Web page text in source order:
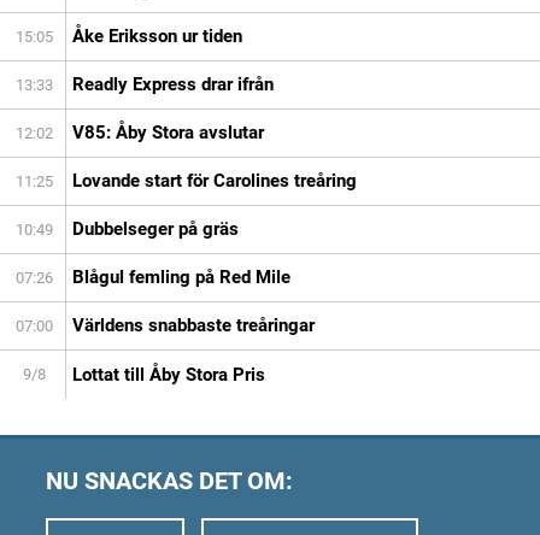
15:05 Åke Eriksson ur tiden
13:33 Readly Express drar ifrån
12:02 V85: Åby Stora avslutar
11:25 Lovande start för Carolines treåring
10:49 Dubbelseger på gräs
07:26 Blågul femling på Red Mile
07:00 Världens snabbaste treåringar
9/8 Lottat till Åby Stora Pris
NU SNACKAS DET OM: